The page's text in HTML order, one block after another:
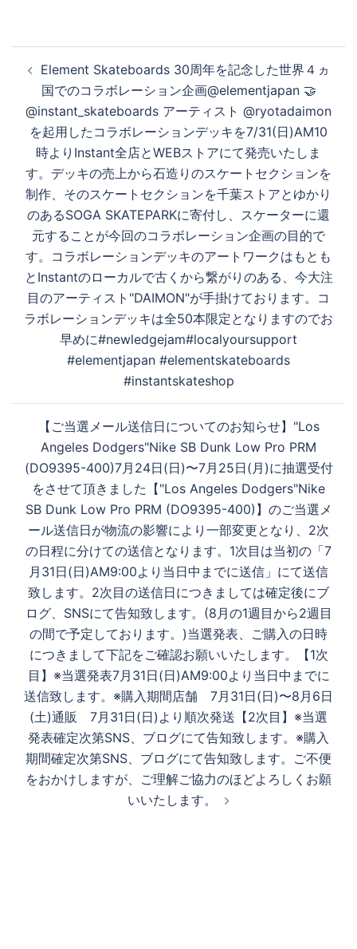
稿
ナ
ビ
ー
シ
ョ
Element Skateboards 30周年を記念した世界４ヵ
国でのコラボレーション企画@elementjapan 🤝
@instant_skateboards アーティスト @ryotadaimon
を起用したコラボレーションデッキを7/31(日)AM10
時よりInstant全店とWEBストアにて発売いたしま
す。デッキの売上から石造りのスケートセクションを
制作、そのスケートセクションを千葉ストアとゆかり
のあるSOGA SKATEPARKに寄付し、スケーターに還
元することが今回のコラボレーション企画の目的で
す。コラボレーションデッキのアートワークはもとも
とInstantのローカルで古くから繋がりのある、今大注
目のアーティスト"DAIMON"が手掛けております。コ
ラボレーションデッキは全50本限定となりますのでお
早めに#newledgejam#localyoursupport
#elementjapan #elementskateboards
#instantskateshop
【ご当選メール送信日についてのお知らせ】"Los
Angeles Dodgers"Nike SB Dunk Low Pro PRM
(DO9395-400)7月24日(日)〜7月25日(月)に抽選受付
をさせて頂きました【"Los Angeles Dodgers"Nike
SB Dunk Low Pro PRM (DO9395-400)】のご当選メ
ール送信日が物流の影響により一部変更となり、2次
の日程に分けての送信となります。1次目は当初の「7
月31日(日)AM9:00より当日中までに送信」にて送信
致します。2次目の送信日につきましては確定後にブ
ログ、SNSにて告知致します。(8月の1週目から2週目
の間で予定しております。)当選発表、ご購入の日時
につきまして下記をご確認お願いいたします。【1次
目】※当選発表7月31日(日)AM9:00より当日中までに
送信致します。※購入期間店舗 7月31日(日)〜8月6日
(土)通販 7月31日(日)より順次発送【2次目】※当選
発表確定次第SNS、ブログにて告知致します。※購入
期間確定次第SNS、ブログにて告知致します。ご不便
をおかけしますが、ご理解ご協力のほどよろしくお願
いいたします。